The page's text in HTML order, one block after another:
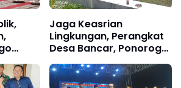
Jaga Keasrian
Lingkungan, Perangkat
Desa Bancar, Ponorogo
Gelar Kurve Bersama